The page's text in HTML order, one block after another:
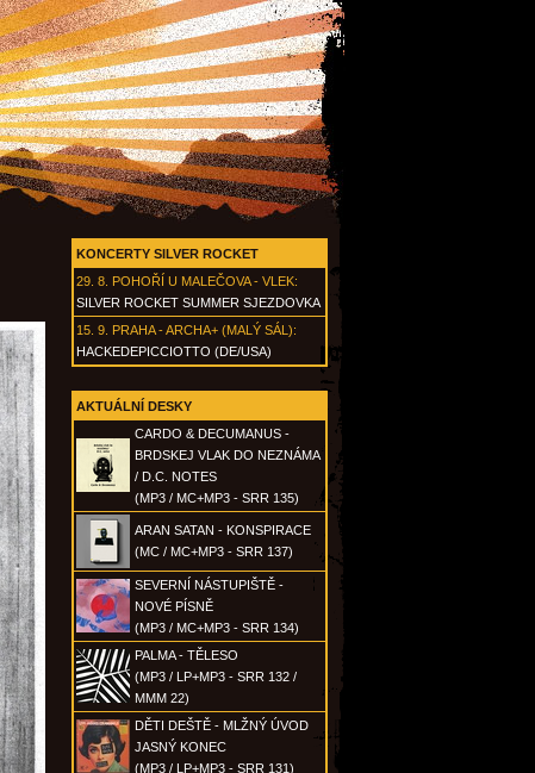
KONCERTY SILVER ROCKET
29. 8. POHOŘÍ U MALEČOVA - VLEK:
SILVER ROCKET SUMMER SJEZDOVKA
15. 9. PRAHA - ARCHA+ (MALÝ SÁL):
HACKEDEPICCIOTTO (DE/USA)
AKTUÁLNÍ DESKY
CARDO & DECUMANUS -
BRDSKEJ VLAK DO NEZNÁMA
/ D.C. NOTES
(MP3 / MC+MP3 - SRR 135)
ARAN SATAN - KONSPIRACE
(MC / MC+MP3 - SRR 137)
SEVERNÍ NÁSTUPIŠTĚ -
NOVÉ PÍSNĚ
(MP3 / MC+MP3 - SRR 134)
PALMA - TĚLESO
(MP3 / LP+MP3 - SRR 132 /
MMM 22)
DĚTI DEŠTĚ - MLŽNÝ ÚVOD
JASNÝ KONEC
(MP3 / LP+MP3 - SRR 131)